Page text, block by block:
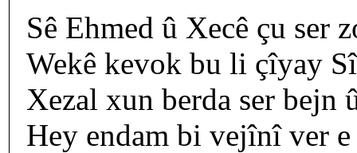
Sê Ehmed û Xecê çu ser
Wekê kevok bu li çîyay
Xezal xun berda ser bejn
Hey endam bi vejînî ver